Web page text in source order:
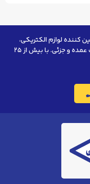
کننده لوازم الکتریکی،
روشنایی و ملزومات برق ساختمان به صورت عمده و جزئی. با بیش از ۲۵